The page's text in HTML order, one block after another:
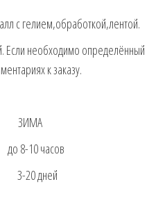
с гелием,обработкой,лентой.
Если необходимо определённый
к заказу.
8-10 часов
20 дней